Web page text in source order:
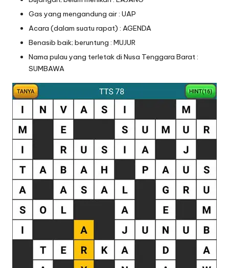
Gas yang mengandung air : UAP
Acara (dalam suatu rapat) : AGENDA
Benasib baik; beruntung : MUJUR
Nama pulau yang terletak di Nusa Tenggara Barat :
SUMBAWA